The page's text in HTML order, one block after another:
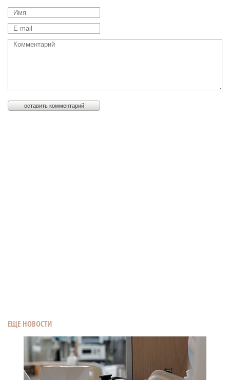
ЕЩЕ НОВОСТИ